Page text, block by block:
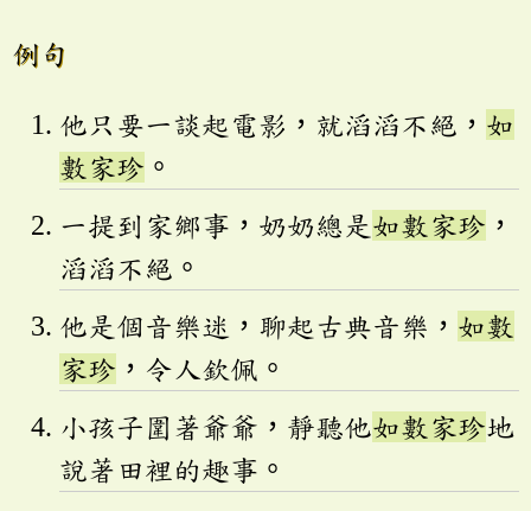
例句
他只要一談起電影，就滔滔不絕， 如
數家珍 。
一提到家鄉事，奶奶總是如數家珍 ，
滔滔不絕。
他是個音樂迷，聊起古典音樂， 如數
家珍 ，令人欽佩。
小孩子圍著爺爺，靜聽他如數家珍地
說著田裡的趣事。